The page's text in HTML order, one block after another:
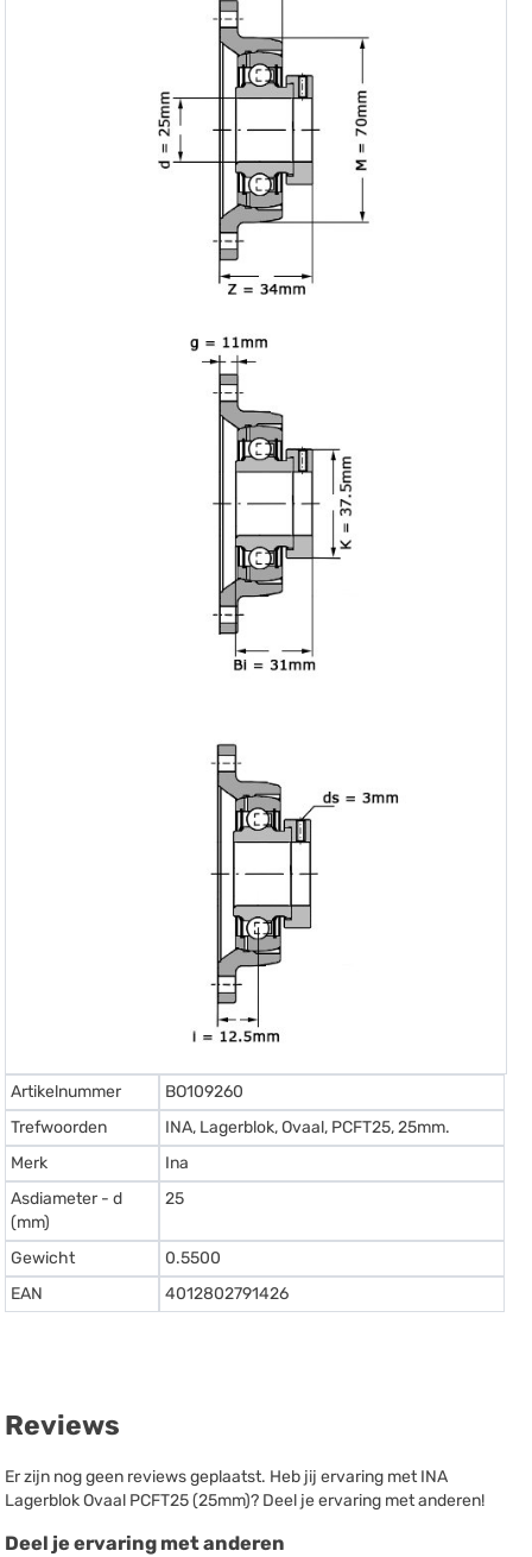
Artikelnummer
BO109260
Trefwoorden
INA, Lagerblok, Ovaal, PCFT25, 25mm.
Merk
Ina
Asdiameter - d
(mm)
25
Gewicht
0.5500
EAN
4012802791426
Reviews
Er zijn nog geen reviews geplaatst. Heb jij ervaring met INA
Lagerblok Ovaal PCFT25 (25mm)? Deel je ervaring met anderen!
Deel je ervaring met anderen